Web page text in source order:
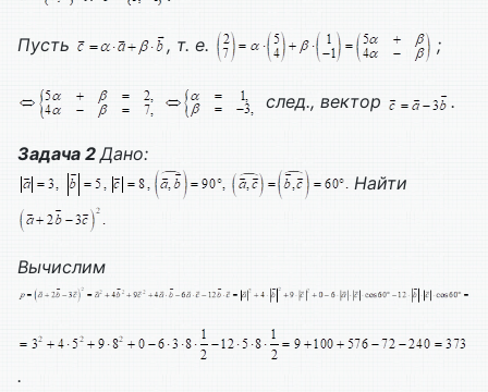
Пусть , т. е. ;
след., вектор .
Задача 2 Дано:
Найти
Вычислим
.